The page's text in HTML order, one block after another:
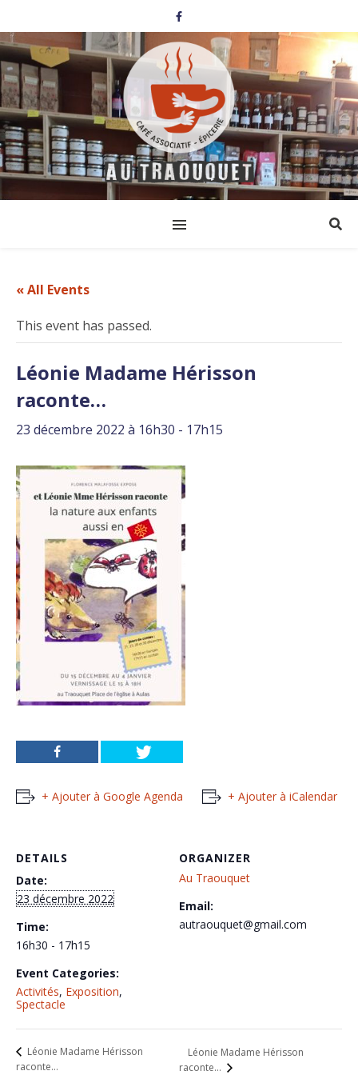
« All Events
This event has passed.
Léonie Madame Hérisson
raconte…
23 décembre 2022 à 16h30 - 17h15
+ Ajouter à Google Agenda + Ajouter à iCalendar
DETAILS
Date:
23 décembre 2022
Time:
16h30 - 17h15
Event Categories:
Activités, Exposition,
Spectacle
ORGANIZER
Au Traouquet
Email:
autraouquet@gmail.com
Léonie Madame Hérisson
raconte…
Léonie Madame Hérisson
raconte…